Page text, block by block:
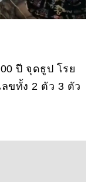
ปี จุดธูป โรย
ขทั้ง 2 ตัว 3 ตัว